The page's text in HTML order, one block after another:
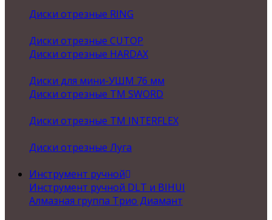
Диски отрезные RING
Диски отрезные CUTOP
Диски отрезные HARDAX
Диски для мини-УШМ 76 мм
Диски отрезные ТМ SWORD
Диски отрезные ТМ INTERFLEX
Диски отрезные Луга
Инструмент ручной
Инструмент ручной DLT и BIHUI
Алмазная группа Трио Диамант